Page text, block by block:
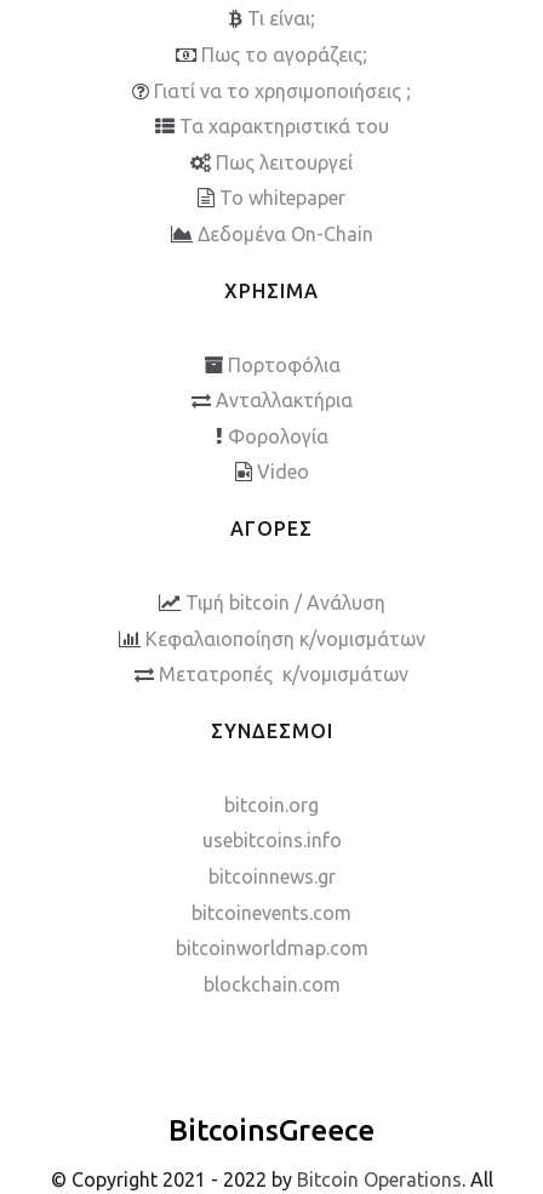
Τι είναι;
Πως το αγοράζεις;
Γιατί να το χρησιμοποιήσεις ;
Τα χαρακτηριστικά του
Πως λειτουργεί
To whitepaper
Δεδομένα On-Chain
ΧΡΗΣΙΜΑ
Πορτοφόλια
Ανταλλακτήρια
Φορολογία
Video
ΑΓΟΡΕΣ
Τιμή bitcoin / Ανάλυση
Κεφαλαιοποίηση κ/νομισμάτων
Μετατροπές κ/νομισμάτων
ΣΥΝΔΕΣΜΟΙ
bitcoin.org
usebitcoins.info
bitcoinnews.gr
bitcoinevents.com
bitcoinworldmap.com
blockchain.com
BitcoinsGreece
© Copyright 2021 - 2022 by Bitcoin Operations . All